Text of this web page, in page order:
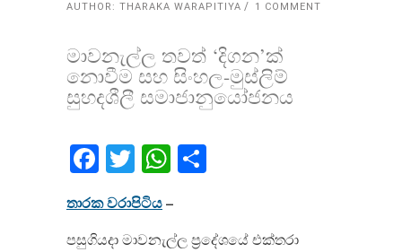
AUTHOR: THARAKA WARAPITIYA
1 COMMENT
මාවනැල්ල තවත් ‘දිගන’ක්
නොවීම සහ සිංහල​-මුස්ලිම්
සුහදශීලී සමාජානුයෝජනය​
Facebook
TwitterWhatsApp
තාරක වරාපිටිය–
පසුගියදා මාවනැල්ල ප්‍රදේශයේ එක්තරා